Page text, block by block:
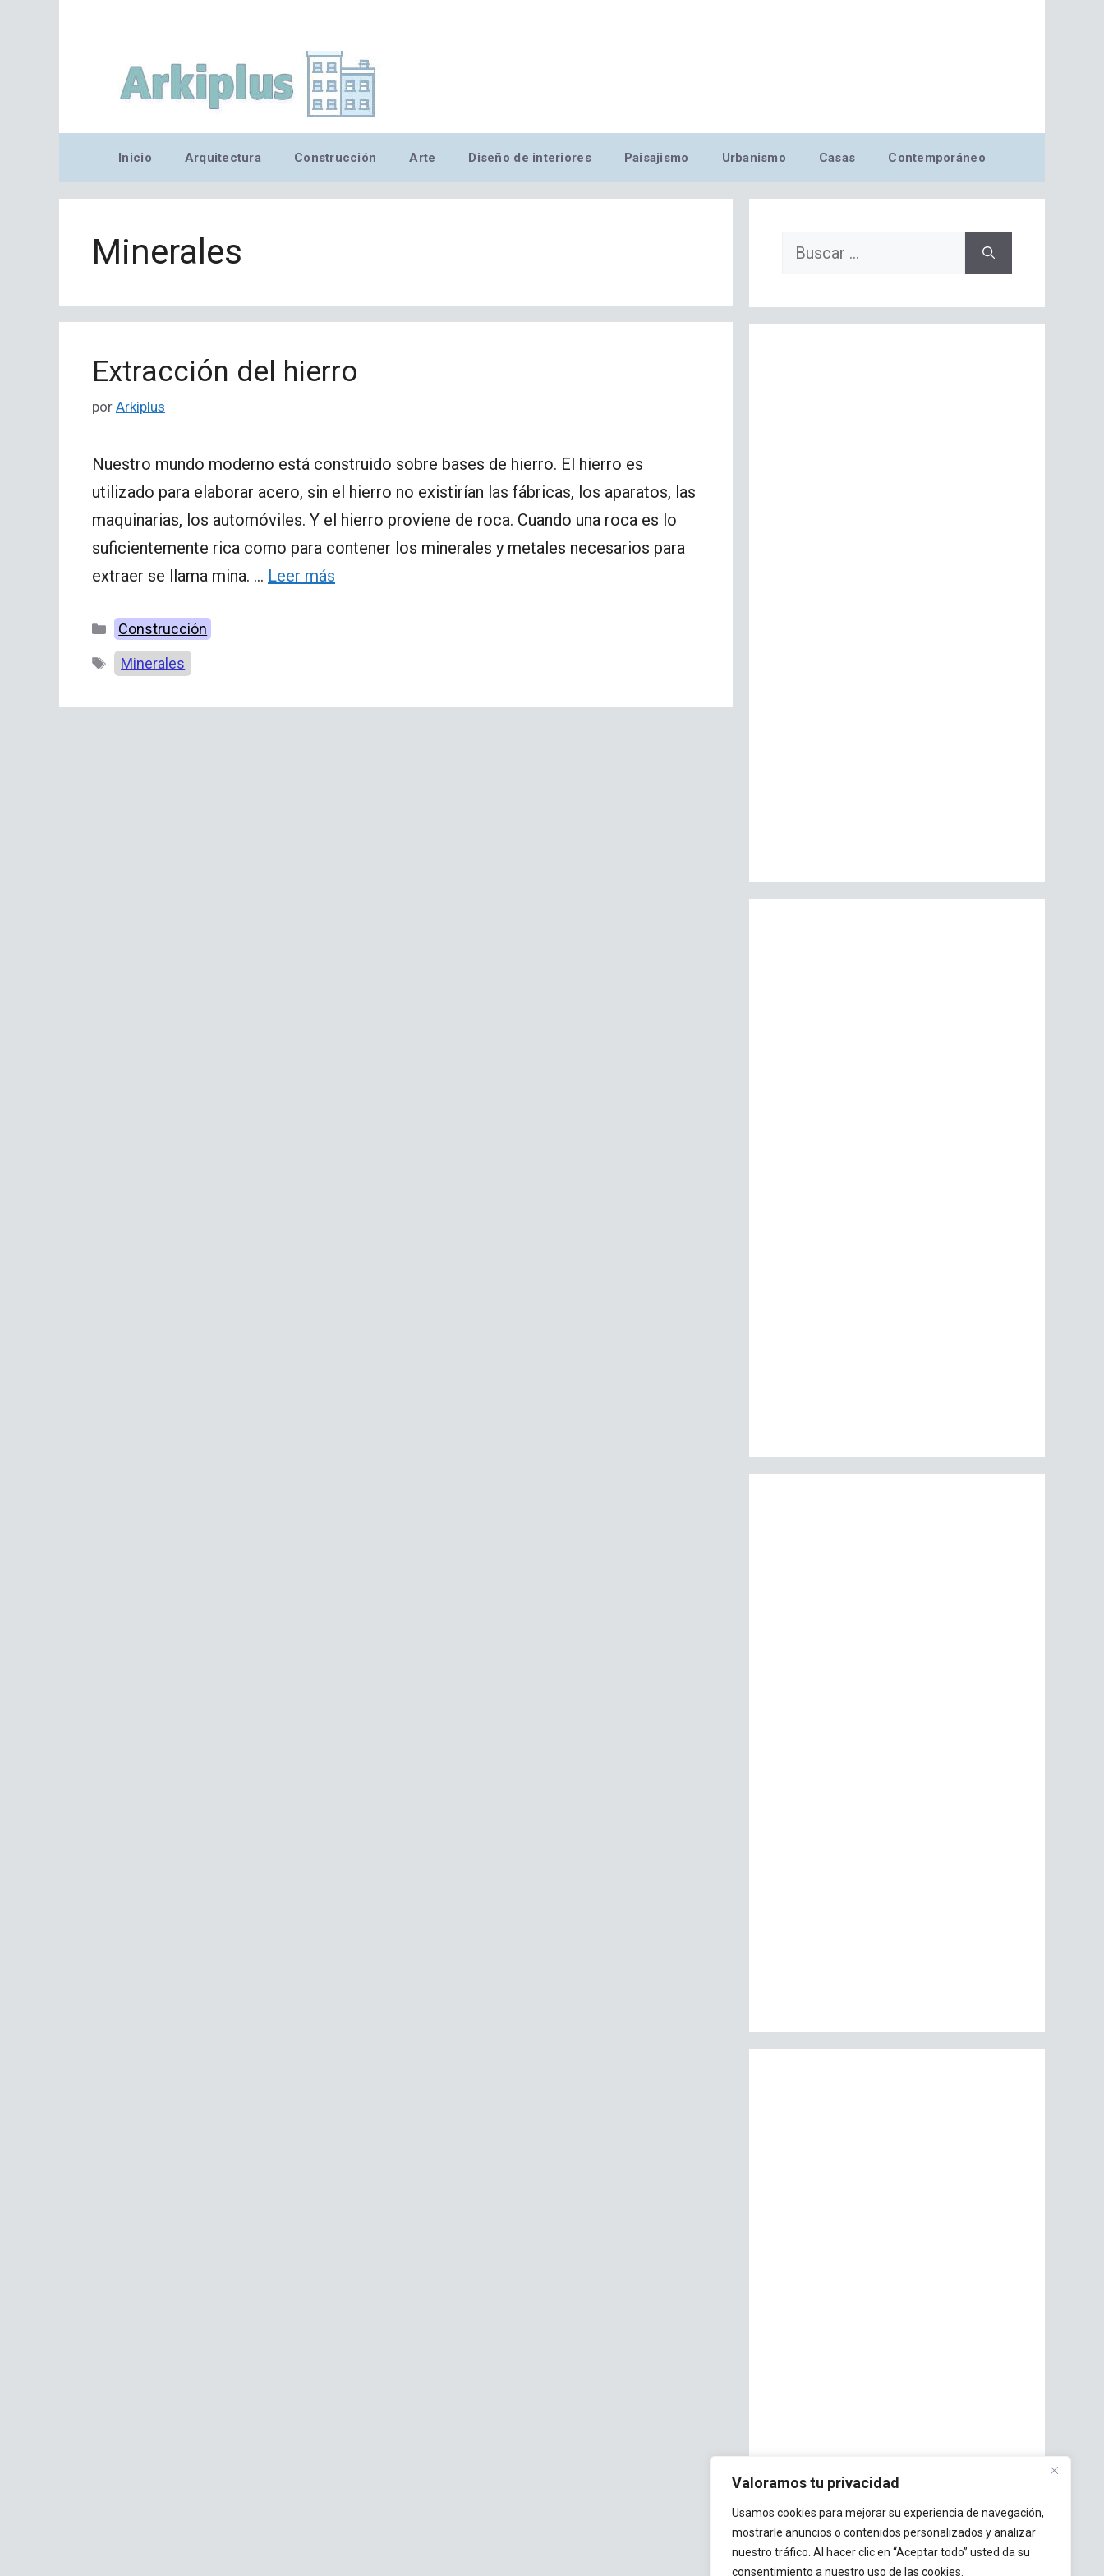
Valoramos tu privacidad
Usamos cookies para mejorar su experiencia de navegación,
mostrarle anuncios o contenidos personalizados y analizar
nuestro tráfico. Al hacer clic en “Aceptar todo” usted da su
consentimiento a nuestro uso de las cookies.
Inicio Arquitectura Construcción Arte Diseño de interiores Paisajismo Urbanismo Casas Contemporáneo
Minerales
Extracción del hierro
por Arkiplus
Nuestro mundo moderno está construido sobre bases de hierro. El hierro es
utilizado para elaborar acero, sin el hierro no existirían las fábricas, los aparatos, las
maquinarias, los automóviles. Y el hierro proviene de roca. Cuando una roca es lo
suficientemente rica como para contener los minerales y metales necesarios para
extraer se llama mina. … Leer más
Categorías
Construcción
Etiquetas
Minerales
Buscar: